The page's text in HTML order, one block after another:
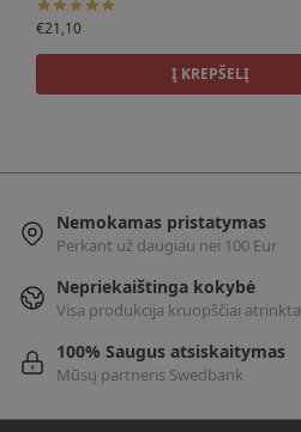
€21,10
Į KREPŠELĮ
Nemokamas pristatymas
Perkant už daugiau nei 100 Eur
Nepriekaištinga kokybė
Visa produkcija kruopščiai atrinkta
100% Saugus atsiskaitymas
Mūsų partneris Swedbank